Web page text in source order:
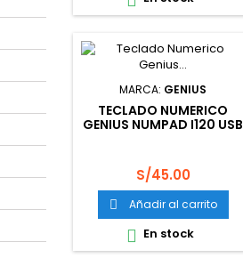
MARCA: GENIUS
TECLADO NUMERICO
GENIUS NUMPAD I120 USB
Precio
S/45.00
 Añadir al carrito
 En stock